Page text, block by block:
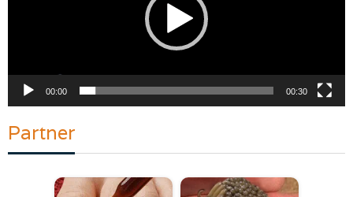
00:00 00:30
Partner